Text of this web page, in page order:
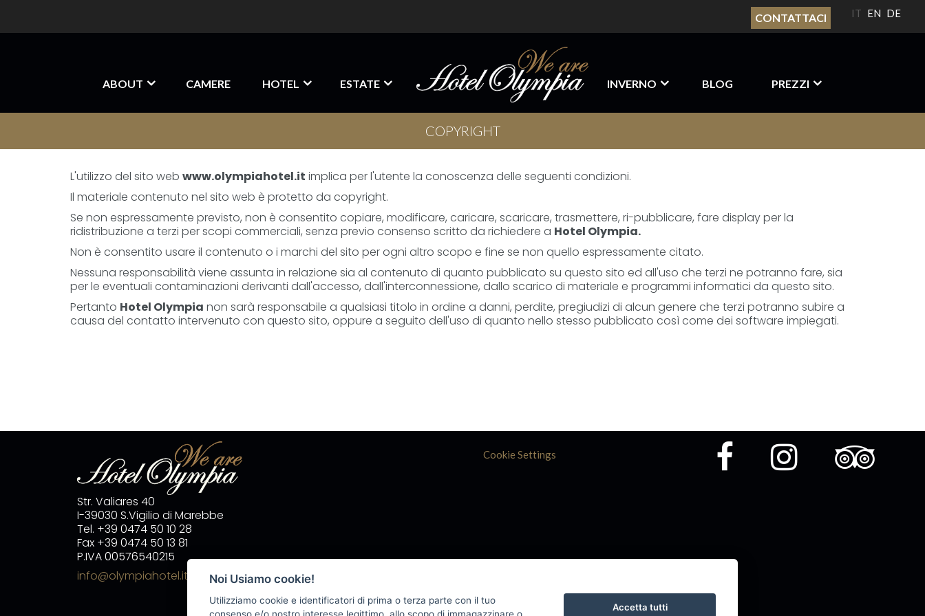
IT EN DE
CONTATTACI
ABOUT CAMERE HOTEL ESTATE INVERNO BLOG PREZZI
COPYRIGHT
L'utilizzo del sito web www.olympiahotel.it implica per l'utente la conoscenza delle seguenti condizioni.
Il materiale contenuto nel sito web è protetto da copyright.
Se non espressamente previsto, non è consentito copiare, modificare, caricare, scaricare, trasmettere, ri-pubblicare, fare display per la
ridistribuzione a terzi per scopi commerciali, senza previo consenso scritto da richiedere a Hotel Olympia.
Non è consentito usare il contenuto o i marchi del sito per ogni altro scopo e fine se non quello espressamente citato.
Nessuna responsabilità viene assunta in relazione sia al contenuto di quanto pubblicato su questo sito ed all'uso che terzi ne potranno fare, sia
per le eventuali contaminazioni derivanti dall'accesso, dall'interconnessione, dallo scarico di materiale e programmi informatici da questo sito.
Pertanto Hotel Olympia non sarà responsabile a qualsiasi titolo in ordine a danni, perdite, pregiudizi di alcun genere che terzi potranno subire a
causa del contatto intervenuto con questo sito, oppure a seguito dell'uso di quanto nello stesso pubblicato così come dei software impiegati.
Str. Valiares 40
I-39030 S.Vigilio di Marebbe
Tel. +39 0474 50 10 28
Fax +39 0474 50 13 81
P.IVA 00576540215
info@olympiahotel.it
Cookie Settings
Noi Usiamo cookie!
Utilizziamo cookie e identificatori di prima o terza parte con il tuo
Accetta tutti